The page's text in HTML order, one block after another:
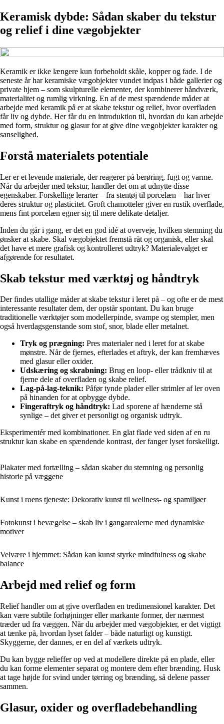
Keramisk dybde: Sådan skaber du tekstur
og relief i dine vægobjekter
Keramik er ikke længere kun forbeholdt skåle, kopper og fade. I de
seneste år har keramiske vægobjekter vundet indpas i både gallerier og
private hjem – som skulpturelle elementer, der kombinerer håndværk,
materialitet og rumlig virkning. En af de mest spændende måder at
arbejde med keramik på er at skabe tekstur og relief, hvor overfladen
får liv og dybde. Her får du en introduktion til, hvordan du kan arbejde
med form, struktur og glasur for at give dine vægobjekter karakter og
sanselighed.
Forstå materialets potentiale
Ler er et levende materiale, der reagerer på berøring, fugt og varme.
Når du arbejder med tekstur, handler det om at udnytte disse
egenskaber. Forskellige lerarter – fra stentøj til porcelæn – har hver
deres struktur og plasticitet. Groft chamotteler giver en rustik overflade,
mens fint porcelæn egner sig til mere delikate detaljer.
Inden du går i gang, er det en god idé at overveje, hvilken stemning du
ønsker at skabe. Skal vægobjektet fremstå råt og organisk, eller skal
det have et mere grafisk og kontrolleret udtryk? Materialevalget er
afgørende for resultatet.
Skab tekstur med værktøj og håndtryk
Der findes utallige måder at skabe tekstur i leret på – og ofte er de mest
interessante resultater dem, der opstår spontant. Du kan bruge
traditionelle værktøjer som modellerpinde, svampe og stempler, men
også hverdagsgenstande som stof, snor, blade eller metalnet.
Tryk og prægning: Pres materialer ned i leret for at skabe
mønstre. Når de fjernes, efterlades et aftryk, der kan fremhæves
med glasur eller oxider.
Udskæring og skrabning: Brug en loop- eller trådkniv til at
fjerne dele af overfladen og skabe relief.
Lag-på-lag-teknik: Påfør tynde plader eller strimler af ler oven
på hinanden for at opbygge dybde.
Fingeraftryk og håndtryk: Lad sporene af hænderne stå
synlige – det giver et personligt og organisk udtryk.
Eksperimentér med kombinationer. En glat flade ved siden af en ru
struktur kan skabe en spændende kontrast, der fanger lyset forskelligt.
Plakater med fortælling – sådan skaber du stemning og personlig
historie på væggene
Kunst i roens tjeneste: Dekorativ kunst til wellness- og spamiljøer
Fotokunst i bevægelse – skab liv i gangarealerne med dynamiske
motiver
Velvære i hjemmet: Sådan kan kunst styrke mindfulness og skabe
balance
Arbejd med relief og form
Relief handler om at give overfladen en tredimensionel karakter. Det
kan være subtile forhøjninger eller markante former, der nærmest
træder ud fra væggen. Når du arbejder med vægobjekter, er det vigtigt
at tænke på, hvordan lyset falder – både naturligt og kunstigt.
Skyggerne, der dannes, er en del af værkets udtryk.
Du kan bygge relieffer op ved at modellere direkte på en plade, eller
du kan forme elementer separat og montere dem efter brænding. Husk
at tage højde for svind under tørring og brænding, så delene passer
sammen.
Glasur, oxider og overfladebehandling